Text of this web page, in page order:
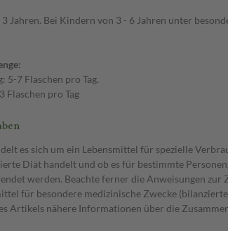
Jahren. Bei Kindern von 3 - 6 Jahren unter
5-7 Flaschen pro Tag.
Flaschen pro Tag
es sich um ein Lebensmittel für spezielle
Diät handelt und ob es für bestimmte
werden. Beachte ferner die Anweisungen zur
für besondere medizinische Zwecke
Artikels nähere Informationen über die